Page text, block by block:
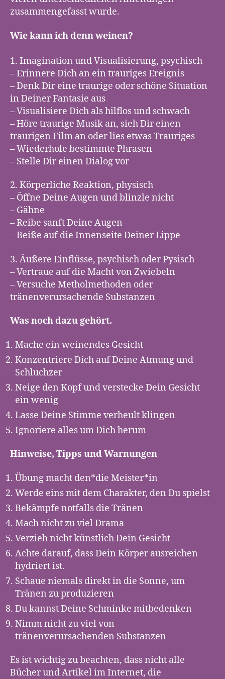
zusammengefasst wurde.
Wie kann ich denn weinen?
1. Imagination und Visualisierung, psychisch
– Erinnere Dich an ein trauriges Ereignis
– Denk Dir eine traurige oder schöne Situation
in Deiner Fantasie aus
– Visualisiere Dich als hilflos und schwach
– Höre traurige Musik an, sieh Dir einen
traurigen Film an oder lies etwas Trauriges
– Wiederhole bestimmte Phrasen
– Stelle Dir einen Dialog vor
2. Körperliche Reaktion, physisch
– Öffne Deine Augen und blinzle nicht
– Gähne
– Reibe sanft Deine Augen
– Beiße auf die Innenseite Deiner Lippe
3. Äußere Einflüsse, psychisch oder Pysisch
– Vertraue auf die Macht von Zwiebeln
– Versuche Metholmethoden oder
tränenverursachende Substanzen
Was noch dazu gehört.
Mache ein weinendes Gesicht
Konzentriere Dich auf Deine Atmung und
Schluchzer
Neige den Kopf und verstecke Dein Gesicht
ein wenig
Lasse Deine Stimme verheult klingen
Ignoriere alles um Dich herum
Hinweise, Tipps und Warnungen
Übung macht den*die Meister*in
Werde eins mit dem Charakter, den Du spielst
Bekämpfe notfalls die Tränen
Mach nicht zu viel Drama
Verzieh nicht künstlich Dein Gesicht
Achte darauf, dass Dein Körper ausreichen
hydriert ist.
Schaue niemals direkt in die Sonne, um
Tränen zu produzieren
Du kannst Deine Schminke mitbedenken
Nimm nicht zu viel von
tränenverursachenden Substanzen
Es ist wichtig zu beachten, dass nicht alle
Bücher und Artikel im Internet, die